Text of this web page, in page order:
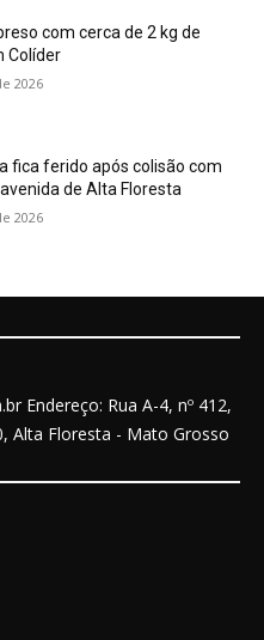
com cerca de 2 kg de
Colíder
2026
fica ferido após colisão com
de Alta Floresta
2026
Endereço: Rua A-4, nº 412,
Alta Floresta - Mato Grosso